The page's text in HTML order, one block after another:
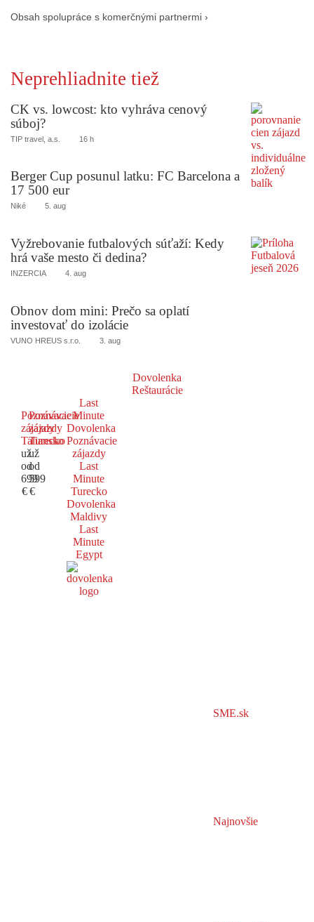
Obsah spolupráce s komerčnými partnermi ›
Neprehliadnite tiež
CK vs. lowcost: kto vyhráva cenový
súboj?
TIP travel, a.s. 16 h
Berger Cup posunul latku: FC Barcelona a
17 500 eur
Niké 5. aug
Vyžrebovanie futbalových súťaží: Kedy
hrá vaše mesto či dedina?
INZERCIA 4. aug
Obnov dom mini: Prečo sa oplatí
investovať do izolácie
VUNO HREUS s.r.o. 3. aug
Dovolenka
Reštaurácie
Poznávacie
zájazdy
Taliansko
už
od
699
€
Poznávacie
zájazdy
Turecko
už
od
599
€
Last
Minute
Dovolenka
Poznávacie
zájazdy
Last
Minute
Turecko
Dovolenka
Maldivy
Last
Minute
Egypt
SME.sk
Najnovšie